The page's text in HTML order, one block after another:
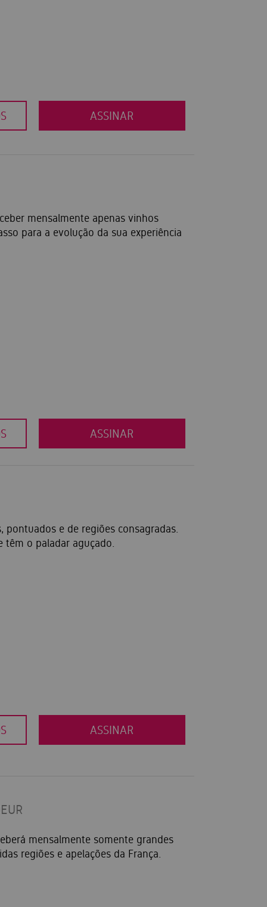
ASSINAR
mensalmente apenas vinhos
para a evolução da sua experiência
ASSINAR
pontuados e de regiões consagradas.
têm o paladar aguçado.
ASSINAR
mensalmente somente grandes
regiões e apelações da França.